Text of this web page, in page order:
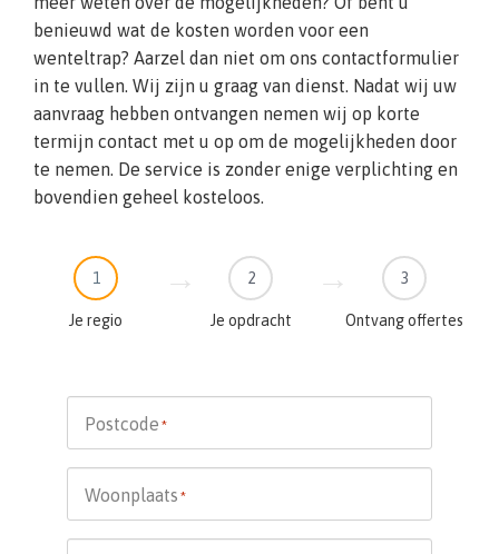
benieuwd wat de kosten worden voor een
wenteltrap? Aarzel dan niet om ons contactformulier
in te vullen. Wij zijn u graag van dienst. Nadat wij uw
aanvraag hebben ontvangen nemen wij op korte
termijn contact met u op om de mogelijkheden door
te nemen. De service is zonder enige verplichting en
bovendien geheel kosteloos.
1
Je regio
2
Je opdracht
3
Ontvang offertes
Postcode *
Woonplaats *